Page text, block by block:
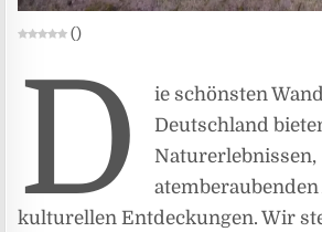
()
D
ie schönsten
Deutschland
Naturerlebnissen,
kulturellen Entdeckungen. Wir